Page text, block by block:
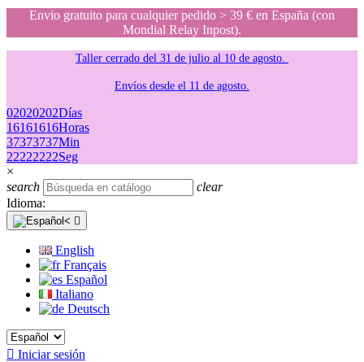
Envio gratuito para cualquier pedido > 39 € en España (con
Mondial Relay Inpost).
Taller cerrado del 31 de julio al 10 de agosto.
Envíos desde el 11 de agosto.
02020202Días
16161616Horas
37373737Min
22222222Seg
×
search
clear
Idioma:

English
Français
Español
Italiano
Deutsch
 Iniciar sesión